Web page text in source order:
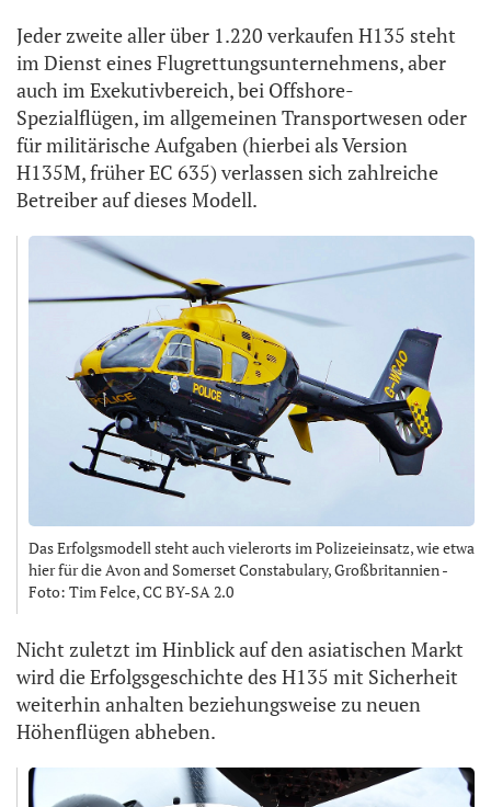
Jeder zweite aller über 1.220 verkaufen H135 steht
im Dienst eines Flugrettungsunternehmens, aber
auch im Exekutivbereich, bei Offshore-
Spezialflügen, im allgemeinen Transportwesen oder
für militärische Aufgaben (hierbei als Version
H135M, früher EC 635) verlassen sich zahlreiche
Betreiber auf dieses Modell.
Das Erfolgsmodell steht auch vielerorts im Polizeieinsatz, wie etwa
hier für die Avon and Somerset Constabulary, Großbritannien -
Foto: Tim Felce, CC BY-SA 2.0
Nicht zuletzt im Hinblick auf den asiatischen Markt
wird die Erfolgsgeschichte des H135 mit Sicherheit
weiterhin anhalten beziehungsweise zu neuen
Höhenflügen abheben.